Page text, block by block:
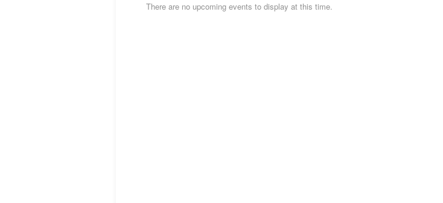
There are no upcoming events to display at this time.